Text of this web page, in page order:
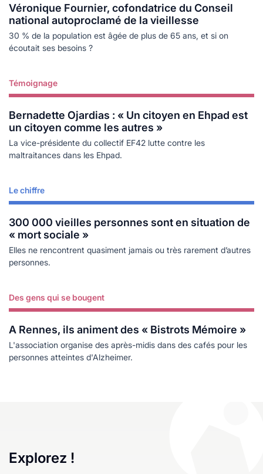
Véronique Fournier, cofondatrice du Conseil
national autoproclamé de la vieillesse
30 % de la population est âgée de plus de 65 ans, et si on
écoutait ses besoins ?
Témoignage
Bernadette Ojardias : « Un citoyen en Ehpad est
un citoyen comme les autres »
La vice-présidente du collectif EF42 lutte contre les
maltraitances dans les Ehpad.
Lire plus
Le chiffre
300 000 vieilles personnes sont en situation de
« mort sociale »
Elles ne rencontrent quasiment jamais ou très rarement d’autres
personnes.
Lire plus
Des gens qui se bougent
A Rennes, ils animent des « Bistrots Mémoire »
L'association organise des après-midis dans des cafés pour les
personnes atteintes d'Alzheimer.
Lire plus
Explorez !